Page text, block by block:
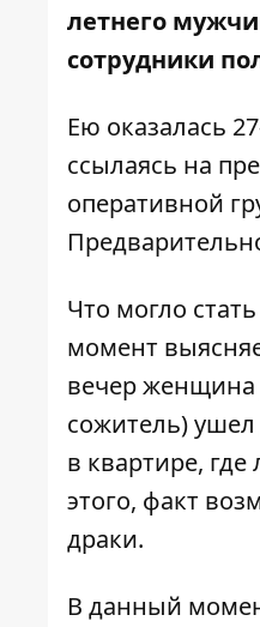
летнего
сотрудники
Ею оказалась
ссылаясь на
оперативной
Что могло
момент
вечер женщина
сожитель)
в квартире,
этого, факт
драки.
В данный